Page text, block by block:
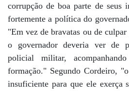
corrupção de boa parte de seus
fortemente a política do
"Em vez de bravatas ou de
o governador deveria ver de
policial militar,
formação." Segundo Cordeiro,
insuficiente para que ele exerça